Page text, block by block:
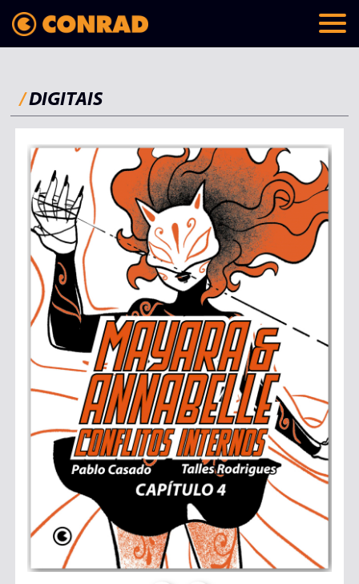
/DIGITAIS